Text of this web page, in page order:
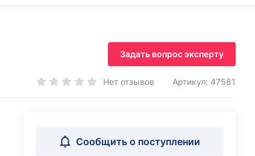
Задать вопрос эксперту
Нет отзывов Артикул: 47581
Сообщить о поступлении